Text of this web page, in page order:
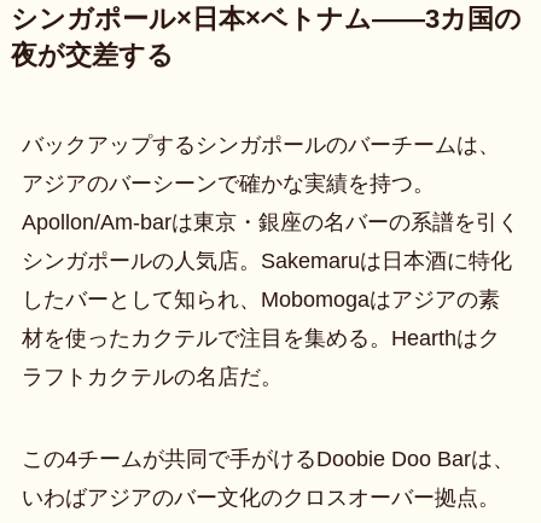
シンガポール×日本×ベトナム——3カ国の
夜が交差する
バックアップするシンガポールのバーチームは、
アジアのバーシーンで確かな実績を持つ。
Apollon/Am-barは東京・銀座の名バーの系譜を引く
シンガポールの人気店。Sakemaruは日本酒に特化
したバーとして知られ、Mobomogaはアジアの素
材を使ったカクテルで注目を集める。Hearthはク
ラフトカクテルの名店だ。
この4チームが共同で手がけるDoobie Doo Barは、
いわばアジアのバー文化のクロスオーバー拠点。